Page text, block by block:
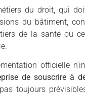
du droit, qui
du bâtiment,
de la santé ou
officielle
de souscrire à
toujours